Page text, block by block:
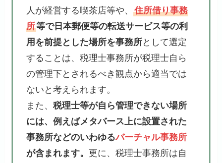
人が経営する喫茶店等や、住所借り事務
所等で日本郵便等の転送サービス等の利
用を前提とした場所を事務所として選定
することは、税理士事務所が税理士自ら
の管理下とされるべき観点から適当では
ないと考えられます。
また、税理士等が自ら管理できない場所
には、例えばメタバース上に設置された
事務所などのいわゆるバーチャル事務所
が含まれます。 更に、税理士事務所は自